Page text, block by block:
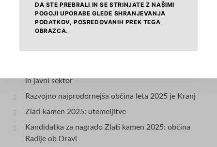
NAJNOVEJŠE OBJAVE
Zlati kamen 2026: novosti
in javni sektor
Razvojno najprodornejša občina leta 2025 je Kranj
Zlati kamen 2025: utemeljitve
Kandidatka za nagrado Zlati kamen 2025: občina
Radlje ob Dravi
DA STE PREBRALI IN SE STRINJATE Z NAŠIMI
POGOJI UPORABE GLEDE SHRANJEVANJA
PODATKOV, POSREDOVANIH PREK TEGA
OBRAZCA.